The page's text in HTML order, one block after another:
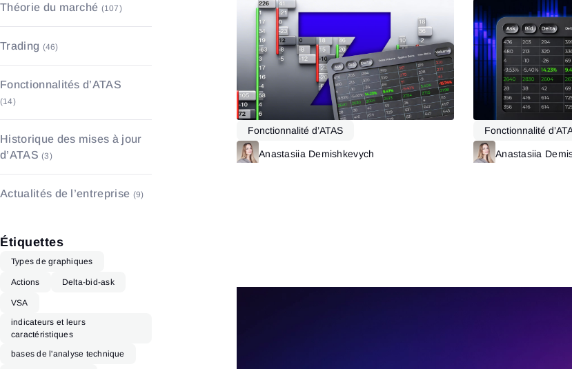
Théorie du marché (107)
Analyse fondamentale (3)
Trading (46)
Psychologie du trading
Fonctionnalités d’ATAS
(14)
Footprint
Carnet d’ordres(2)
Historique des mises à jour
d’ATAS(3)
Actualités de l’entreprise (9)
Étiquettes
Types de graphiques
Actions Delta-bid-ask
VSA
indicateurs et leurs
caractéristiques
bases de l'analyse technique
Fonctionnalité d’ATAS
Anastasiia Demishkevych
Fonctionnalité
Anastasiia